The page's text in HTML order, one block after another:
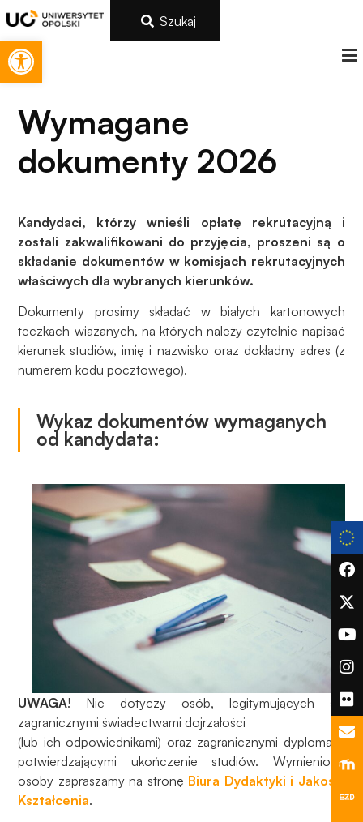
Otwórz pasek narzędzi
Szukaj
Wymagane
dokumenty 2026
Kandydaci, którzy wnieśli opłatę rekrutacyjną i
zostali zakwalifikowani do przyjęcia, proszeni są o
składanie dokumentów w komisjach rekrutacyjnych
właściwych dla wybranych kierunków.
Dokumenty prosimy składać w białych kartonowych
teczkach wiązanych, na których należy czytelnie napisać
kierunek studiów, imię i nazwisko oraz dokładny adres (z
numerem kodu pocztowego).
Wykaz dokumentów wymaganych
od kandydata:
UWAGA! Nie dotyczy osób, legitymujących się
zagranicznymi świadectwami dojrzałości
(lub ich odpowiednikami) oraz zagranicznymi dyplomami
potwierdzającymi ukończenie studiów. Wymienione
osoby zapraszamy na stronę Biura Dydaktyki i Jakości
Kształcenia.
Konieczne
nie są
opcjonalne. Są
one potrzebne
internetowej.
Abyśmy mogli
i strukturę
strony
internetowej,
na podstawie
tego, jak
Doświadczenie
Aby nasza
strona
internetowa
działała jak